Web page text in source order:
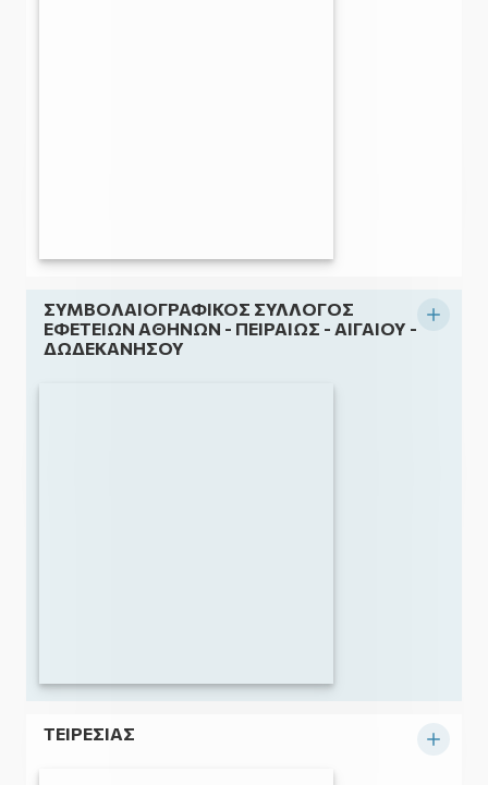
ΣΥΜΒΟΛΑΙΟΓΡΑΦΙΚΟΣ ΣΥΛΛΟΓΟΣ
ΕΦΕΤΕΙΩΝ ΑΘΗΝΩΝ - ΠΕΙΡΑΙΩΣ - ΑΙΓΑΙΟΥ -
ΔΩΔΕΚΑΝΗΣΟΥ
ΤΕΙΡΕΣΙΑΣ